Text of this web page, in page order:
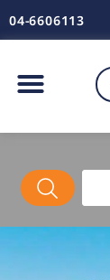
04-6606113